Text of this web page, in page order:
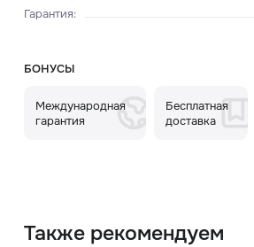
Гарантия:
БОНУСЫ
Международная
гарантия
Бесплатная
доставка
Также рекомендуем